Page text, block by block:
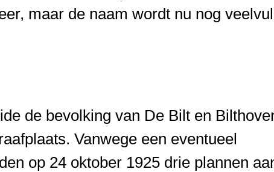
maar de naam wordt nu nog
de bevolking van De Bilt en
Vanwege een eventueel
op 24 oktober 1925 drie plannen